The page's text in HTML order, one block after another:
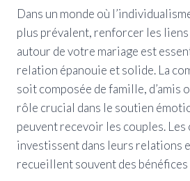
Dans un monde où
plus prévalent, renforcer les
autour de votre mariage est
relation épanouie et solide. La
soit composée de famille, d’amis
rôle crucial dans le soutien
peuvent recevoir les couples. Les
investissent dans leurs relations
recueillent souvent des bénéfices